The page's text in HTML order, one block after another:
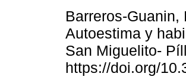
Barreros-Guanin,
Autoestima y
San Miguelito-
https://doi.org/